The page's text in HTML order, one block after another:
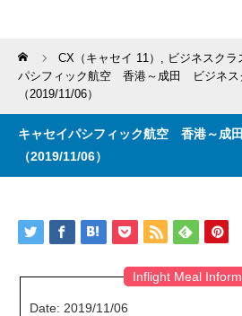
Home CX（キャセイ 11） , ビジネスクラ
パシフィック航空 香港～成田 ビジネス
（2019/11/06）
キャセイパシフィック航空 香港～成
（2019/11/06）
Inflight Meal
Date: 2019/11/06